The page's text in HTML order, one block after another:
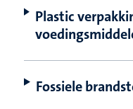
Plastic
Fossiele